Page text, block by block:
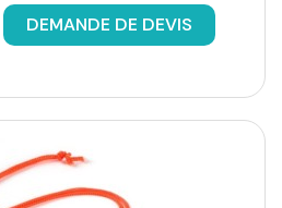
DEMANDE DE DEVIS